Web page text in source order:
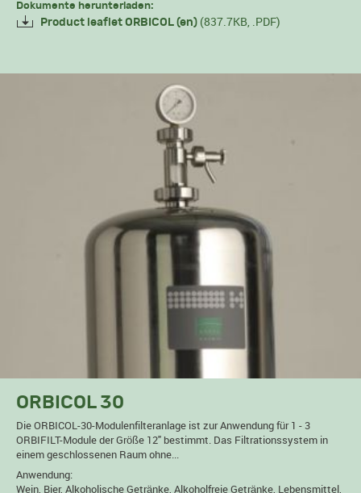
Dokumente herunterladen:
Product leaflet ORBICOL (en) (837.7KB, .PDF)
ORBICOL 30
Die ORBICOL-30-Modulenfilteranlage ist zur Anwendung für 1 - 3
ORBIFILT-Module der Größe 12" bestimmt. Das Filtrationssystem in
einem geschlossenen Raum ohne...
Anwendung:
Wein, Bier, Alkoholische Getränke, Alkoholfreie Getränke, Lebensmittel,